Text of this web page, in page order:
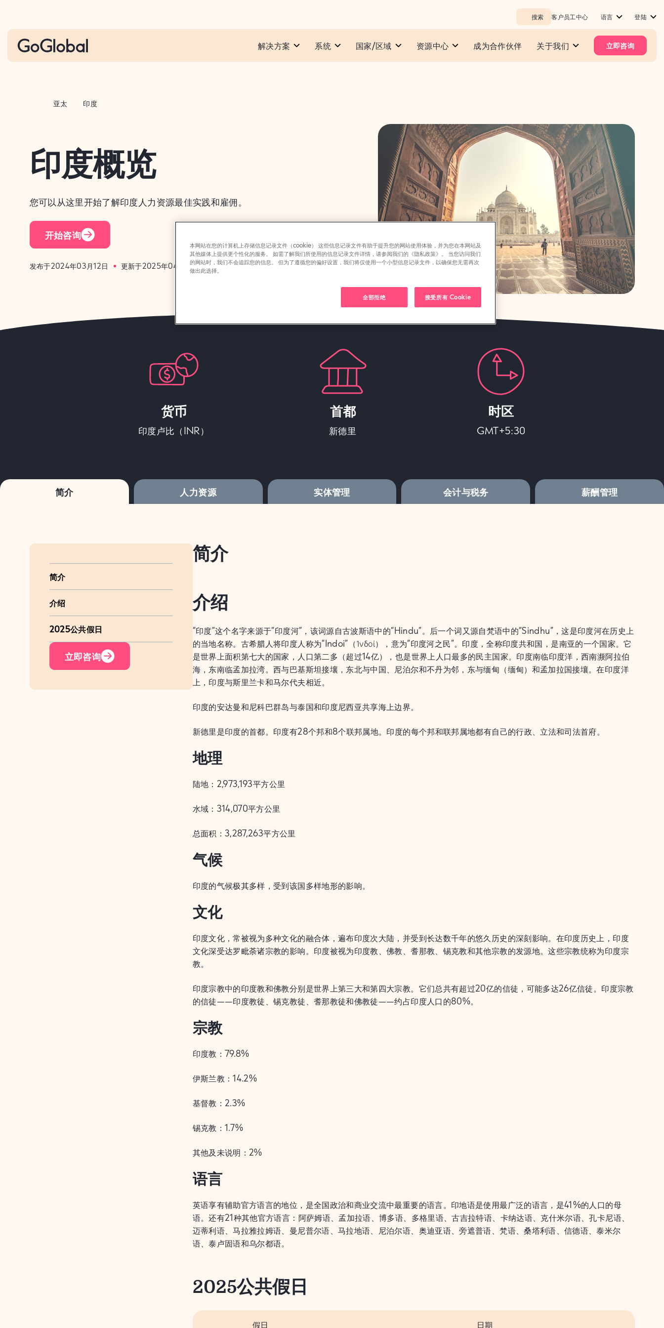
搜索 客户员工中心 语言 登陆
解决方案 系统​ 国家/区域 资源中心 成为合作伙伴 关于我们 立即咨询
亚太 印度
印度概览
您可以从这里开始了解印度人力资源最佳实践和雇佣。
开始咨询
发布于2024年03月12日 更新于2025年04月9日
货币
印度卢比（INR）
首都
新德里
时区
GMT+5:30
简介 人力资源 实体管理 会计与税务 薪酬管理
简介
介绍
2025公共假日
立即咨询
简介
介绍
“印度”这个名字来源于“印度河”，该词源自古波斯语中的“Hindu”。后一个词又源自梵语中的“Sindhu”，这是印度河在历史上
的当地名称。古希腊人将印度人称为“Indoi”（Ἰνδοί），意为“印度河之民”。印度，全称印度共和国，是南亚的一个国家。它
是世界上面积第七大的国家，人口第二多（超过14亿），也是世界上人口最多的民主国家。印度南临印度洋，西南濒阿拉伯
海，东南临孟加拉湾。西与巴基斯坦接壤，东北与中国、尼泊尔和不丹为邻，东与缅甸（缅甸）和孟加拉国接壤。在印度洋
上，印度与斯里兰卡和马尔代夫相近。
印度的安达曼和尼科巴群岛与泰国和印度尼西亚共享海上边界。
新德里是印度的首都。印度有28个邦和8个联邦属地。印度的每个邦和联邦属地都有自己的行政、立法和司法首府。
地理
陆地：2,973,193平方公里
水域：314,070平方公里
总面积：3,287,263平方公里
气候
印度的气候极其多样，受到该国多样地形的影响。
文化
印度文化，常被视为多种文化的融合体，遍布印度次大陆，并受到长达数千年的悠久历史的深刻影响。在印度历史上，印度
文化深受达罗毗荼诸宗教的影响。印度被视为印度教、佛教、耆那教、锡克教和其他宗教的发源地。这些宗教统称为印度宗
教。
印度宗教中的印度教和佛教分别是世界上第三大和第四大宗教。它们总共有超过20亿的信徒，可能多达26亿信徒。印度宗教
的信徒——印度教徒、锡克教徒、耆那教徒和佛教徒——约占印度人口的80%。
宗教
印度教：79.8%
伊斯兰教：14.2%
基督教：2.3%
锡克教：1.7%
其他及未说明：2%
语言
英语享有辅助官方语言的地位，是全国政治和商业交流中最重要的语言。印地语是使用最广泛的语言，是41%的人口的母
语。还有21种其他官方语言：阿萨姆语、孟加拉语、博多语、多格里语、古吉拉特语、卡纳达语、克什米尔语、孔卡尼语、
迈蒂利语、马拉雅拉姆语、曼尼普尔语、马拉地语、尼泊尔语、奥迪亚语、旁遮普语、梵语、桑塔利语、信德语、泰米尔
语、泰卢固语和乌尔都语。
2025公共假日
假日 日期
本网站在您的计算机上存储信息记录文件（cookie） 这些信息记录文件有助于提升您的网站使用体验，并为您在本网站及
其他媒体上提供更个性化的服务。 如需了解我们所使用的信息记录文件详情，请参阅我们的《隐私政策》。 当您访问我们
的网站时，我们不会追踪您的信息。 但为了遵循您的偏好设置，我们将仅使用一个小型信息记录文件，以确保您无需再次
做出此选择。
全部拒绝 接受所有 Cookie